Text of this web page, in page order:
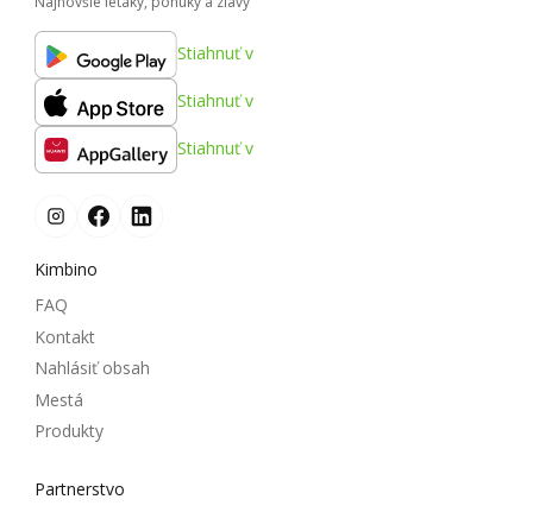
Stiahnuť v
Stiahnuť v
Stiahnuť v
Kimbino
FAQ
Kontakt
Nahlásiť obsah
Mestá
Produkty
Partnerstvo